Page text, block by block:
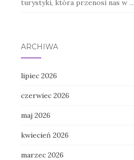
turystyki, która przenosi nas w …
ARCHIWA
lipiec 2026
czerwiec 2026
maj 2026
kwiecień 2026
marzec 2026